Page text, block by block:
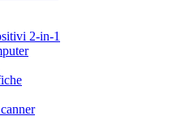
2-in-1